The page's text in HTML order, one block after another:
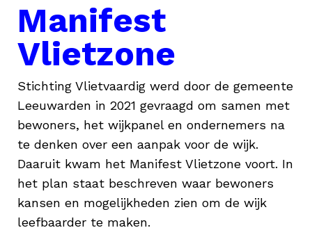
Manifest
Vlietzone
Stichting Vlietvaardig werd door de gemeente
Leeuwarden in 2021 gevraagd om samen met
bewoners, het wijkpanel en ondernemers na
te denken over een aanpak voor de wijk.
Daaruit kwam het Manifest Vlietzone voort. In
het plan staat beschreven waar bewoners
kansen en mogelijkheden zien om de wijk
leefbaarder te maken.